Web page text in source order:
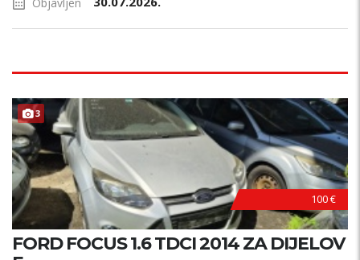
3
100 €
FORD FOCUS 1.6 TDCI 2014 ZA DIJELOV